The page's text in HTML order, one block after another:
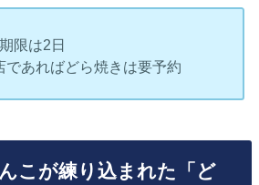
限は2日
であればどら焼きは要予約
こが練り込まれた「ど